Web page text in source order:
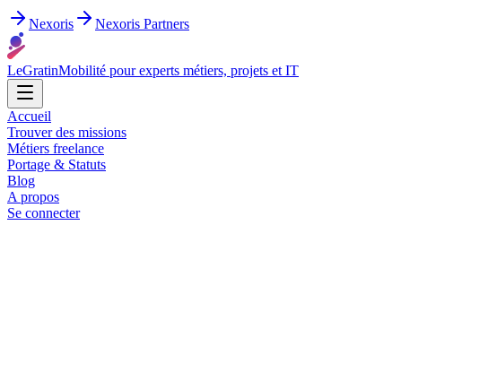
Nexoris Nexoris Partners
LeGratinMobilité pour experts métiers, projets et IT
Accueil
Trouver des missions
Métiers freelance
Portage & Statuts
Blog
A propos
Se connecter